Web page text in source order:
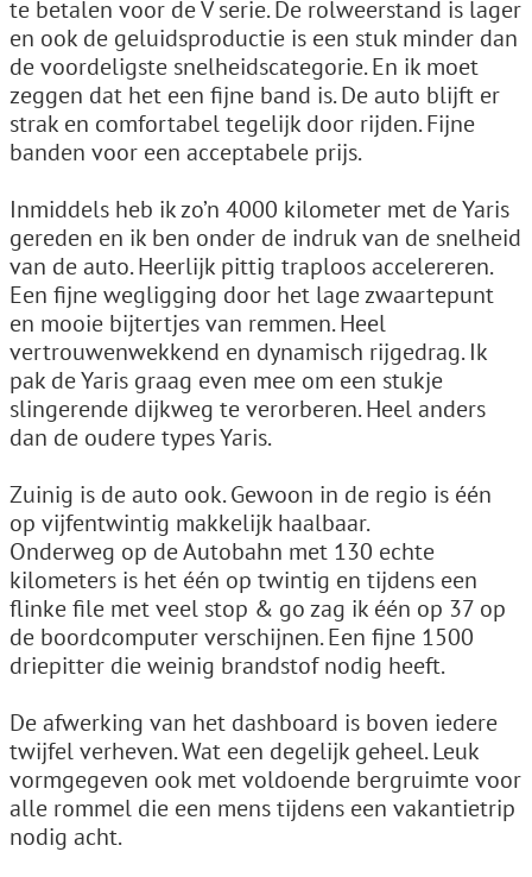
te betalen voor de V serie. De rolweerstand is lager
en ook de geluidsproductie is een stuk minder dan
de voordeligste snelheidscategorie. En ik moet
zeggen dat het een fijne band is. De auto blijft er
strak en comfortabel tegelijk door rijden. Fijne
banden voor een acceptabele prijs.
Inmiddels heb ik zo’n 4000 kilometer met de Yaris
gereden en ik ben onder de indruk van de snelheid
van de auto. Heerlijk pittig traploos accelereren.
Een fijne wegligging door het lage zwaartepunt
en mooie bijtertjes van remmen. Heel
vertrouwenwekkend en dynamisch rijgedrag. Ik
pak de Yaris graag even mee om een stukje
slingerende dijkweg te verorberen. Heel anders
dan de oudere types Yaris.
Zuinig is de auto ook. Gewoon in de regio is één
op vijfentwintig makkelijk haalbaar.
Onderweg op de Autobahn met 130 echte
kilometers is het één op twintig en tijdens een
flinke file met veel stop & go zag ik één op 37 op
de boordcomputer verschijnen. Een fijne 1500
driepitter die weinig brandstof nodig heeft.
De afwerking van het dashboard is boven iedere
twijfel verheven. Wat een degelijk geheel. Leuk
vormgegeven ook met voldoende bergruimte voor
alle rommel die een mens tijdens een vakantietrip
nodig acht.